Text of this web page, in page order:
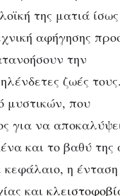
της ματιά
αφήγησης
την
ζωές
μυστικών, που
για να
και το βαθύ της
κεφάλαιο, η ένταση
και